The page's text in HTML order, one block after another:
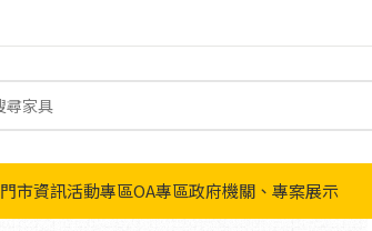
門市資訊活動專區OA專區政府機關、專案展示